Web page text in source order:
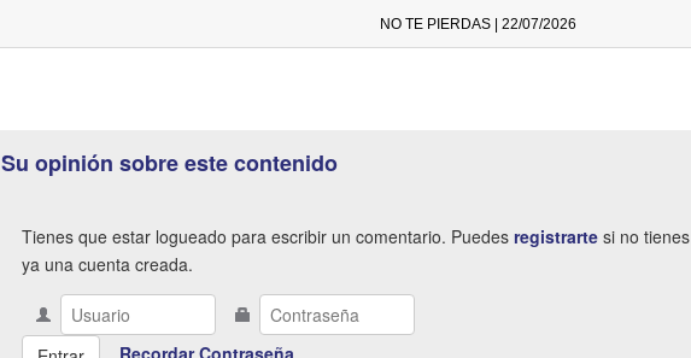
NO TE PIERDAS | 22/07/2026
Su opinión sobre este contenido
Tienes que estar logueado para escribir un comentario. Puedes registrarte si no tienes
ya una cuenta creada.